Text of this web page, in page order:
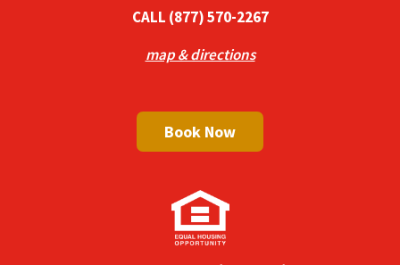
CALL (877) 570-2267
map & directions
Book Now